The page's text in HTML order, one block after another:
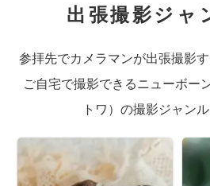
出張撮影ジャ
参拝先でカメラマンが出張撮影す
ご自宅で撮影できるニューボー
トワ）の撮影ジャンル